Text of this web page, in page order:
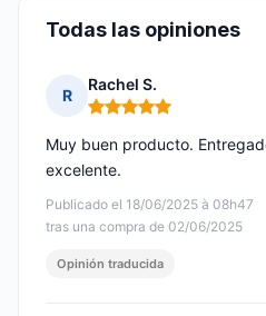
Todas las opiniones
R
Rachel S.
Nota: 5 de 5
Publicado el 18/06/2025 à 08h47
tras una compra de 02/06/2025
Muy buen producto.
excelente.
Opinión traducida